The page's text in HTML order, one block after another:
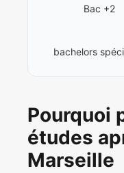
Bac +2
bachelors
Pourquoi
études
Marseille